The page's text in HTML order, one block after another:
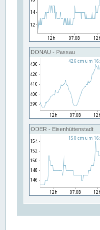
DONAU - Passau
ODER - Eisenhüttenstadt